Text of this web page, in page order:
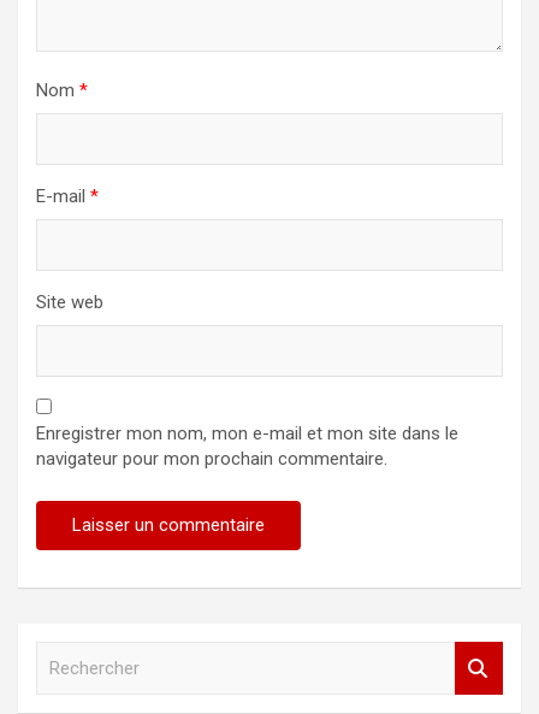
Nom *
E-mail *
Site web
Enregistrer mon nom, mon e-mail et mon site dans le
navigateur pour mon prochain commentaire.